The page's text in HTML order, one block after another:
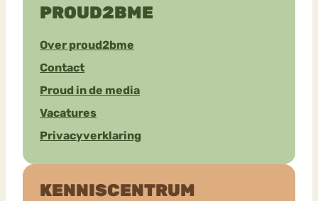
PROUD2BME
Over proud2bme
Contact
Proud in de media
Vacatures
Privacyverklaring
KENNISCENTRUM